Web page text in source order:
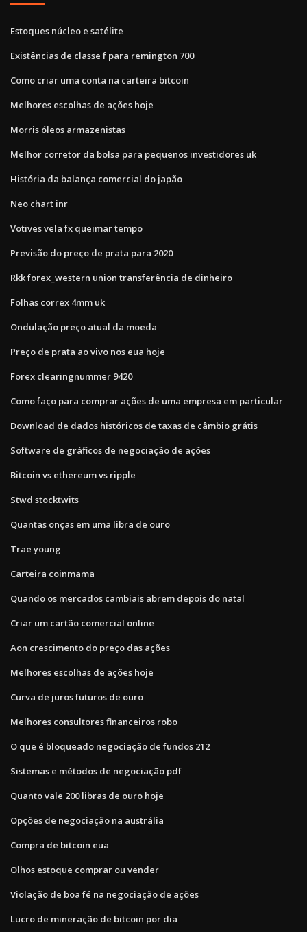
Estoques núcleo e satélite
Existências de classe f para remington 700
Como criar uma conta na carteira bitcoin
Melhores escolhas de ações hoje
Morris óleos armazenistas
Melhor corretor da bolsa para pequenos investidores uk
História da balança comercial do japão
Neo chart inr
Votives vela fx queimar tempo
Previsão do preço de prata para 2020
Rkk forex_western union transferência de dinheiro
Folhas correx 4mm uk
Ondulação preço atual da moeda
Preço de prata ao vivo nos eua hoje
Forex clearingnummer 9420
Como faço para comprar ações de uma empresa em particular
Download de dados históricos de taxas de câmbio grátis
Software de gráficos de negociação de ações
Bitcoin vs ethereum vs ripple
Stwd stocktwits
Quantas onças em uma libra de ouro
Trae young
Carteira coinmama
Quando os mercados cambiais abrem depois do natal
Criar um cartão comercial online
Aon crescimento do preço das ações
Melhores escolhas de ações hoje
Curva de juros futuros de ouro
Melhores consultores financeiros robo
O que é bloqueado negociação de fundos 212
Sistemas e métodos de negociação pdf
Quanto vale 200 libras de ouro hoje
Opções de negociação na austrália
Compra de bitcoin eua
Olhos estoque comprar ou vender
Violação de boa fé na negociação de ações
Lucro de mineração de bitcoin por dia